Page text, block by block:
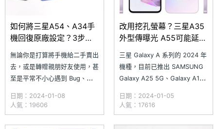
如何將三星A54、A34手
機回復原廠設定？3步驟
無論你是打算將手機給二手賣出
去，或是轉贈親朋好友使用，甚
至是平常不小心遇到 Bug、剛
過回復原廠設定，不僅能有效避
免隱私資料外流，也可以重新讓
手機運作更加穩定順暢，不過話
日期：2024-01-08
人氣：19606
改用挖孔螢幕？三星A35
外型傳曝光 A55可能延到
三星 Galaxy A 系列的 2024 年
機種，目前已推出 SAMSUNG
Galaxy A25 5G、Galaxy A15
5G、Galaxy A55 5G 傳聞也已
在準備當中。繼日前網路出現宣
稱是 SAMSUNG Galaxy A55
日期：2024-01-05
人氣：17616